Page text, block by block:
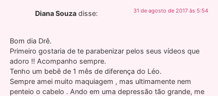
Diana Souza disse: 31 de agosto de 2017 às 5:54
Bom dia Drê.
Primeiro gostaria de te parabenizar pelos seus vídeos que
adoro !! Acompanho sempre.
Tenho um bebê de 1 mês de diferença do Léo.
Sempre amei muito maquiagem , mas ultimamente nem
penteio o cabelo . Ando em uma depressão tão grande, me